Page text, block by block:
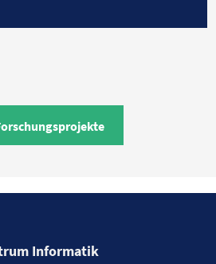
Informatik